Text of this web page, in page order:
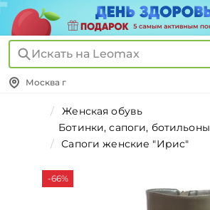
Искать на Leomax
Москва г
Женская обувь
Ботинки, сапоги, ботильоны
Сапоги женские "Ирис"
-66%